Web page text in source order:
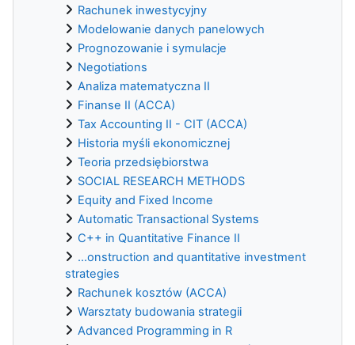
Rachunek inwestycyjny
Modelowanie danych panelowych
Prognozowanie i symulacje
Negotiations
Analiza matematyczna II
Finanse II (ACCA)
Tax Accounting II - CIT (ACCA)
Historia myśli ekonomicznej
Teoria przedsiębiorstwa
SOCIAL RESEARCH METHODS
Equity and Fixed Income
Automatic Transactional Systems
C++ in Quantitative Finance II
...onstruction and quantitative investment
strategies
Rachunek kosztów (ACCA)
Warsztaty budowania strategii
Advanced Programming in R